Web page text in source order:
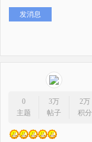
发消息
0
主题
3万
帖子
2万
积分